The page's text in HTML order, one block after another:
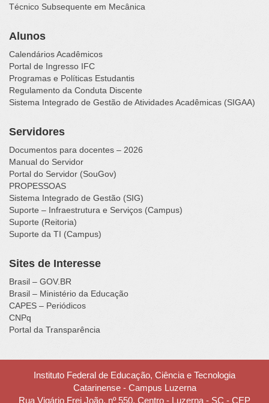
Técnico Subsequente em Mecânica
Alunos
Calendários Acadêmicos
Portal de Ingresso IFC
Programas e Políticas Estudantis
Regulamento da Conduta Discente
Sistema Integrado de Gestão de Atividades Acadêmicas (SIGAA)
Servidores
Documentos para docentes – 2026
Manual do Servidor
Portal do Servidor (SouGov)
PROPESSOAS
Sistema Integrado de Gestão (SIG)
Suporte – Infraestrutura e Serviços (Campus)
Suporte (Reitoria)
Suporte da TI (Campus)
Sites de Interesse
Brasil – GOV.BR
Brasil – Ministério da Educação
CAPES – Periódicos
CNPq
Portal da Transparência
Instituto Federal de Educação, Ciência e Tecnologia
Catarinense - Campus Luzerna
Rua Vigário Frei João, nº 550, Centro - Luzerna - SC - CEP